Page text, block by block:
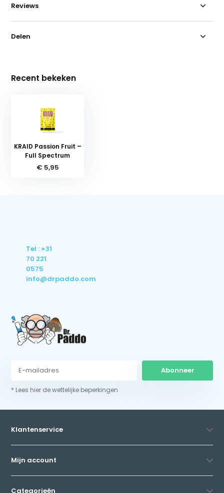
Reviews
Delen
Recent bekeken
KRAID Passion Fruit –
Full Spectrum
€ 5,95
Tel : +31
70 221
0575
info@drpaddo.com
Abonneer
* Lees hier de wettelijke beperkingen
Klantenservice
Mijn account
Categorieën